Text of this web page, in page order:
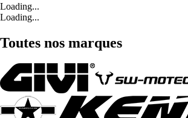
Loading...
Loading...
Toutes nos marques